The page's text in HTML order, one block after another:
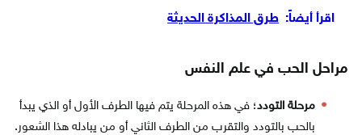
اقرأ أيضاً: طرق المذاكرة الحديثة
مراحل الحب في علم النفس
مرحلة التودد؛ في هذه المرحلة يتم فيها الطرف الأول أو الذي يبدأ
بالحب بالتودد والتقرب من الطرف الثاني أو من يبادله هذا الشعور.